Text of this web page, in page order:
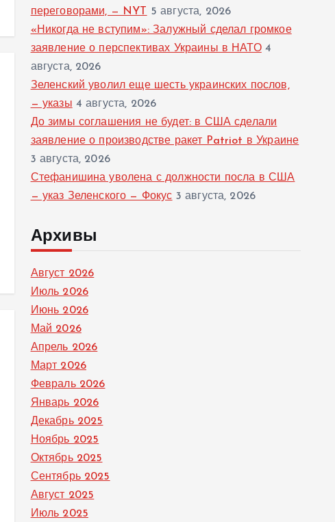
переговорами, — NYT
5 августа, 2026
«Никогда не вступим»: Залужный сделал громкое
заявление о перспективах Украины в НАТО 4
августа, 2026
Зеленский уволил еще шесть украинских послов,
— указы 4 августа, 2026
До зимы соглашения не будет: в США сделали
заявление о производстве ракет Patriot в Украине
3 августа, 2026
Стефанишина уволена с должности посла в США
— указ Зеленского — Фокус 3 августа, 2026
Архивы
Август 2026
Июль 2026
Июнь 2026
Май 2026
Апрель 2026
Март 2026
Февраль 2026
Январь 2026
Декабрь 2025
Ноябрь 2025
Октябрь 2025
Сентябрь 2025
Август 2025
Июль 2025